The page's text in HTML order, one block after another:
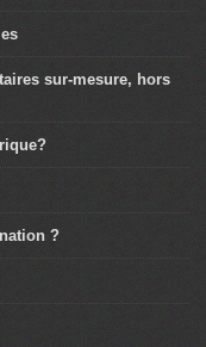
sur-mesure, hors
?